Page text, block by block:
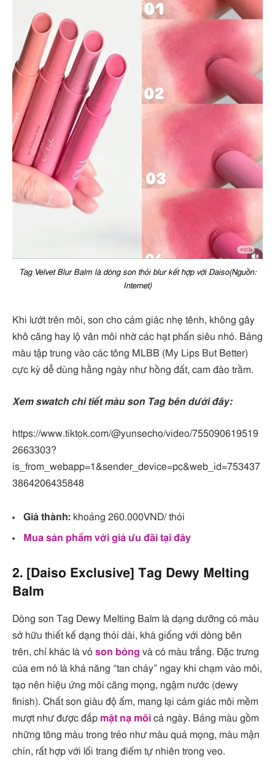
Tag Velvet Blur Balm là dòng son thỏi blur kết hợp với Daiso(Nguồn:
Internet)
Khi lướt trên môi, son cho cảm giác nhẹ tênh, không gây
khô căng hay lộ vân môi nhờ các hạt phấn siêu nhỏ. Bảng
màu tập trung vào các tông MLBB (My Lips But Better)
cực kỳ dễ dùng hằng ngày như hồng đất, cam đào trầm.
Xem swatch chi tiết màu son Tag bên dưới đây:
https://www.tiktok.com/@yunsecho/video/755090619519
2663303?
is_from_webapp=1&sender_device=pc&web_id=753437
3864206435848
Giá thành: khoảng 260.000VND/ thỏi
Mua sản phẩm với giá ưu đãi tại đây
2. [Daiso Exclusive] Tag Dewy Melting
Balm
Dòng son Tag Dewy Melting Balm là dạng dưỡng có màu
sở hữu thiết kế dạng thỏi dài, khá giống với dòng bên
trên, chỉ khác là vỏ son bóng và có màu trắng. Đặc trưng
của em nó là khả năng “tan chảy” ngay khi chạm vào môi,
tạo nên hiệu ứng môi căng mọng, ngậm nước (dewy
finish). Chất son giàu độ ẩm, mang lại cảm giác môi mềm
mượt như được đắp mặt nạ môi cả ngày. Bảng màu gồm
những tông màu trong trẻo như màu quả mọng, màu mận
chín, rất hợp với lối trang điểm tự nhiên trong veo.